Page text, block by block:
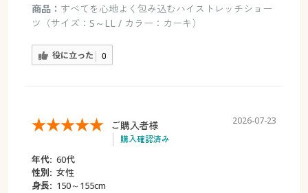
商品： すべてを心地よく包み込むハイストレッチショー
ツ（サイズ：S～LL / カラー：カーキ）
役に立った 0
ご購入者様
購入確認済み
2026-07-23
年代: 60代
性別: 女性
身長: 150～155cm